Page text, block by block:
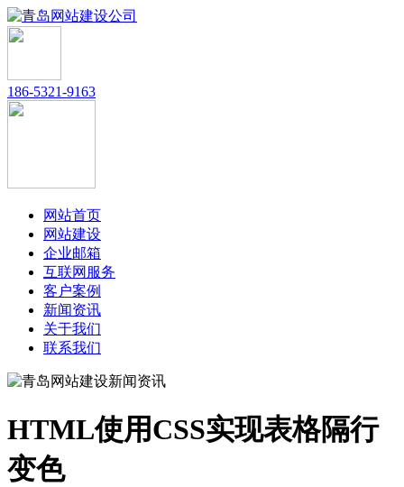
186-5321-9163
网站首页
网站建设
企业邮箱
互联网服务
客户案例
新闻资讯
关于我们
联系我们
HTML使用CSS实现表格隔行
变色